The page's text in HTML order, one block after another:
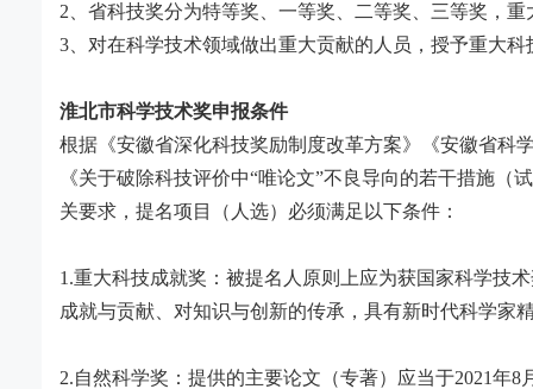
2
省科技奖分为特等奖、一等奖、二等奖、三等奖，
3
对在科学技术领域做出重大贡献的人员，授予重大
淮北市科学技术奖申报条件
根据《安徽省深化科技奖励制度改革方案》《安徽省科
《关于破除科技评价中“唯论文”不良导向的若干措施（
关要求，提名项目（人选）必须满足以下条件：
1.重大科技成就奖：被提名人原则上应为获国家科学技
成就与贡献、对知识与创新的传承，具有新时代科学家
2.自然科学奖：提供的主要论文（专著）应当于2021年8